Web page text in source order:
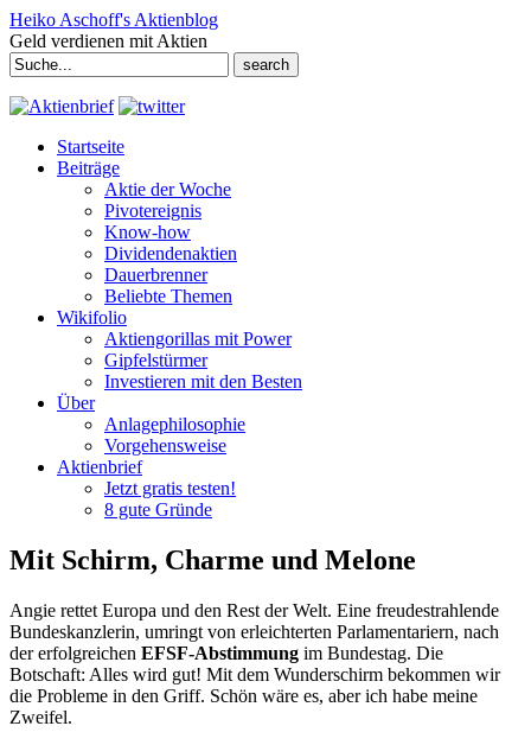
Heiko Aschoff's Aktienblog
Geld verdienen mit Aktien
Search
for:
Startseite
Beiträge
Aktie der Woche
Pivotereignis
Know-how
Dividendenaktien
Dauerbrenner
Beliebte Themen
Wikifolio
Aktiengorillas mit Power
Gipfelstürmer
Investieren mit den Besten
Über
Anlagephilosophie
Vorgehensweise
Aktienbrief
Jetzt gratis testen!
8 gute Gründe
Mit Schirm, Charme und Melone
Angie rettet Europa und den Rest der Welt. Eine freudestrahlende
Bundeskanzlerin, umringt von erleichterten Parlamentariern, nach
der erfolgreichen EFSF-Abstimmung im Bundestag. Die
Botschaft: Alles wird gut! Mit dem Wunderschirm bekommen wir
die Probleme in den Griff. Schön wäre es, aber ich habe meine
Zweifel.